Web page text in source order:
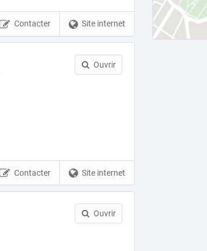
Site internet
Contacter
Ouvrir
Site internet
Contacter
Ouvrir